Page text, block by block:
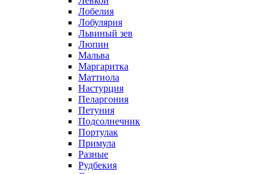
Лобелия
Лобулярия
Львиный зев
Люпин
Мальва
Маргаритка
Маттиола
Настурция
Пеларгония
Петуния
Подсолнечник
Портулак
Примула
Разные
Рудбекия